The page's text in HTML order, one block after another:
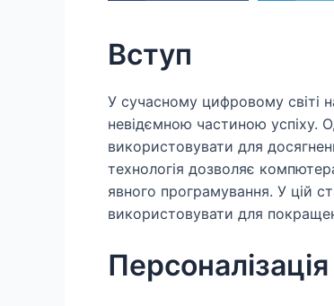
Вступ
У сучасному цифровому світі
невідємною частиною успіху.
використовувати для
технологія дозволяє
явного програмування. У цій
використовувати для
Персоналізація